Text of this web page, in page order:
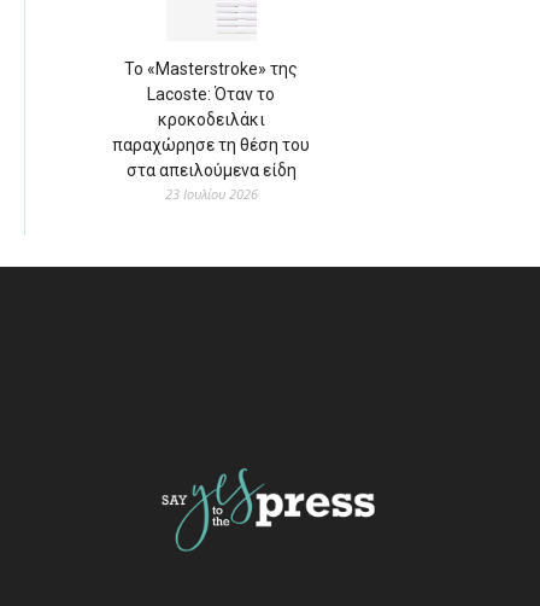
Το «Masterstroke» της
Lacoste: Όταν το
κροκοδειλάκι
παραχώρησε τη θέση του
στα απειλούμενα είδη
23 Ιουλίου 2026